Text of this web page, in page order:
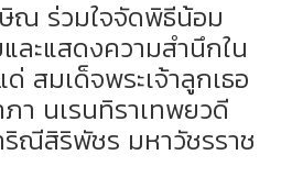
ณ ร่วมใจจัดพิธีน้อม
ละแสดงความสำนึกใน
สมเด็จพระเจ้าลูกเธอ
า นเรนทิราเทพยวดี
ริณีสิริพัชร มหาวัชรราช